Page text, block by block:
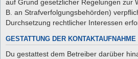
auf Grund gesetzlicher Regelungen zur
B. an Strafverfolgungsbehörden)
Durchsetzung rechtlicher Interessen
GESTATTUNG DER KONTAKTAUFNAHME
Du gestattest dem Betreiber darüber